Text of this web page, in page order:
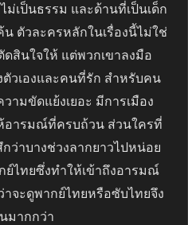
เป็นธรรม และด้านที่เป็นเด็ก
ตัวละครหลักในเรื่องนี้ไม่ใช่
สินใจให้ แต่พวกเขาลงมือ
วเองและคนที่รัก สำหรับคน
มขัดแย้งเยอะ มีการเมือง
อารมณ์ที่ครบถ้วน ส่วนใครที่
ว่าบางช่วงลากยาวไปหน่อย
ย์ไทยซึ่งทำให้เข้าถึงอารมณ์
จะดูพากย์ไทยหรือซับไทยจึง
มากกว่า